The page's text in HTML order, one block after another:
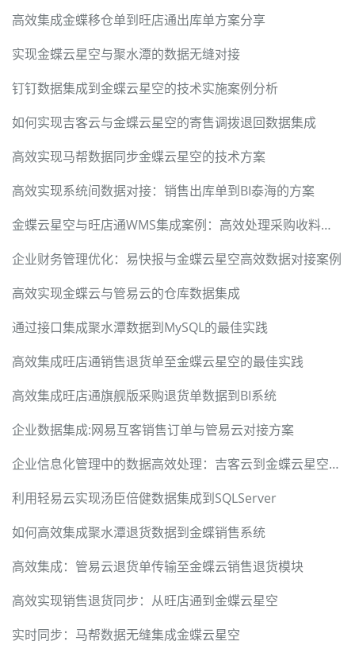
高效集成金蝶移仓单到旺店通出库单方案分享
实现金蝶云星空与聚水潭的数据无缝对接
钉钉数据集成到金蝶云星空的技术实施案例分析
如何实现吉客云与金蝶云星空的寄售调拨退回数据集成
高效实现马帮数据同步金蝶云星空的技术方案
高效实现系统间数据对接：销售出库单到BI泰海的方案
金蝶云星空与旺店通WMS集成案例：高效处理采购收料通知单
企业财务管理优化：易快报与金蝶云星空高效数据对接案例
高效实现金蝶云与管易云的仓库数据集成
通过接口集成聚水潭数据到MySQL的最佳实践
高效集成旺店通销售退货单至金蝶云星空的最佳实践
高效集成旺店通旗舰版采购退货单数据到BI系统
企业数据集成:网易互客销售订单与管易云对接方案
企业信息化管理中的数据高效处理：吉客云到金蝶云星空集成案例
利用轻易云实现汤臣倍健数据集成到SQLServer
如何高效集成聚水潭退货数据到金蝶销售系统
高效集成：管易云退货单传输至金蝶云销售退货模块
高效实现销售退货同步：从旺店通到金蝶云星空
实时同步：马帮数据无缝集成金蝶云星空